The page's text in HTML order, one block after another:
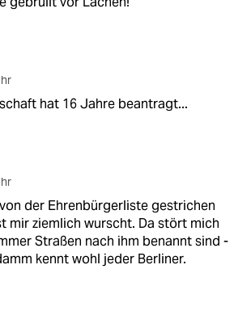
hat 16 Jahre beantragt...
der Ehrenbürgerliste gestrichen
mir ziemlich wurscht. Da stört mich
Straßen nach ihm benannt sind -
kennt wohl jeder Berliner.